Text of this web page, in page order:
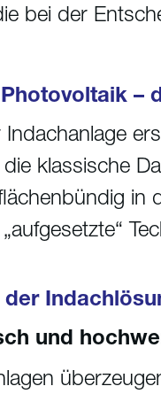
bei der
–
Indachanlage
klassische
in
der
und